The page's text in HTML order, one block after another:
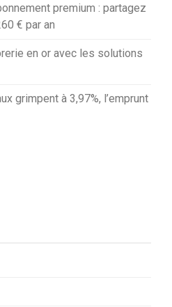
premium : partagez
€ par an
en or avec les solutions
grimpent à 3,97%, l’emprunt